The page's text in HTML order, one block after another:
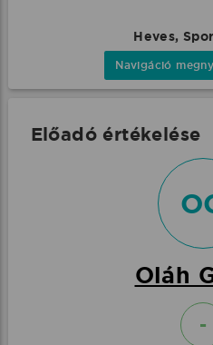
Heves,
Navigáció
Előadó értékelése
Oláh
-